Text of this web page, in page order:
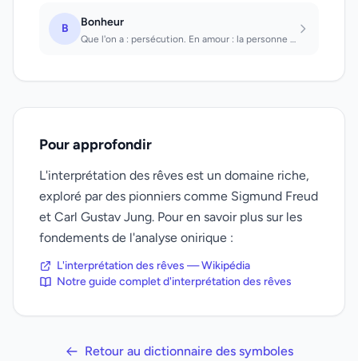
B Bonheur
Que l'on a : persécution. En amour : la personne que l'on aime est infidèle. Voi...
Pour approfondir
L'interprétation des rêves est un domaine riche,
exploré par des pionniers comme Sigmund Freud
et Carl Gustav Jung. Pour en savoir plus sur les
fondements de l'analyse onirique :
L'interprétation des rêves — Wikipédia
Notre guide complet d'interprétation des rêves
Retour au dictionnaire des symboles